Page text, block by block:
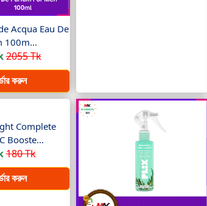
Acqua Eau De
100m...
2055 Tk
করুন
Complete
Booste...
180 Tk
করুন